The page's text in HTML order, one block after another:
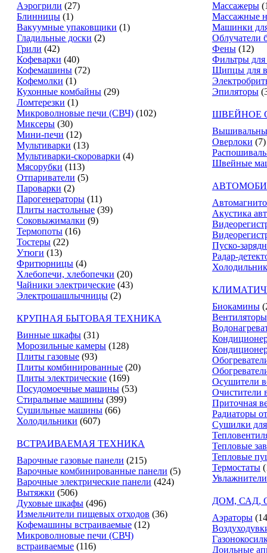
Аэрогрили (27)
Блинницы (1)
Вакуумные упаковщики (1)
Гладильные доски (2)
Грили (42)
Кофеварки (40)
Кофемашины (72)
Кофемолки (1)
Кухонные комбайны (29)
Ломтерезки (1)
Микроволновые печи (СВЧ) (102)
Миксеры (30)
Мини-печи (12)
Мультиварки (13)
Мультиварки-скороварки (4)
Мясорубки (113)
Отпариватели (5)
Пароварки (2)
Парогенераторы (11)
Плиты настольные (39)
Соковыжималки (9)
Термопоты (16)
Тостеры (22)
Утюги (13)
Фритюрницы (4)
Хлебопечи, хлебопечки (20)
Чайники электрические (43)
Электрошашлычницы (2)
КРУПНАЯ БЫТОВАЯ ТЕХНИКА
Винные шкафы (31)
Морозильные камеры (128)
Плиты газовые (93)
Плиты комбинированные (20)
Плиты электрические (169)
Посудомоечные машины (53)
Стиральные машины (399)
Сушильные машины (66)
Холодильники (607)
ВСТРАИВАЕМАЯ ТЕХНИКА
Варочные газовые панели (215)
Варочные комбинированные панели (5)
Варочные электрические панели (424)
Вытяжки (506)
Духовые шкафы (496)
Измельчители пищевых отходов (36)
Кофемашины встраиваемые (12)
Микроволновые печи (СВЧ)
встраиваемые (116)
Массажеры
Массажные
Машинки
Облучатели
Фены (12)
Фильтры
Щипцы для
Эпиляторы
ШВЕЙНОЕ
Оверлоки (7)
Швейные
Акустика
Пуско-
Радар-
Биокамины
Вентиляторы
Осушители
Очистители
Приточная
Радиаторы
Сушилки
Тепловые
Тепловые
Термостаты
ДОМ, САД,
Аэраторы
Доильные